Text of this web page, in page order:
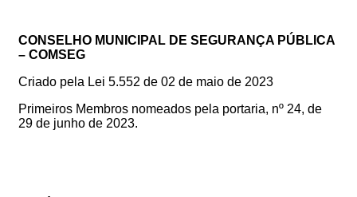
CONSELHO MUNICIPAL DE SEGURANÇA PÚBLICA
– COMSEG
Criado pela Lei 5.552 de 02 de maio de 2023
Primeiros Membros nomeados pela portaria, nº 24, de
29 de junho de 2023.